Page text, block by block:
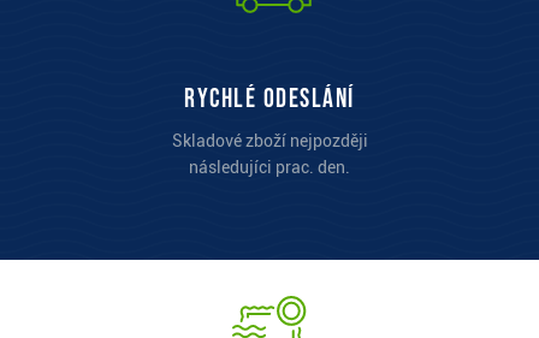
Rychlé odeslání
Skladové zboží nejpozději
následujíci prac. den.